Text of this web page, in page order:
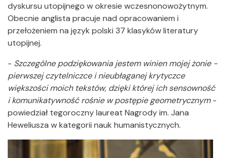
dyskursu utopijnego w okresie wczesnonowożytnym.
Obecnie anglista pracuje nad opracowaniem i
przełożeniem na język polski 37 klasyków literatury
utopijnej.
- Szczególne podziękowania jestem winien mojej żonie -
pierwszej czytelniczce i nieubłaganej krytyczce
większości moich tekstów, dzięki której ich sensowność
i komunikatywność rośnie w postępie geometrycznym-
powiedział tegoroczny laureat Nagrody im. Jana
Heweliusza w kategorii nauk humanistycznych.